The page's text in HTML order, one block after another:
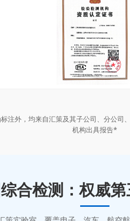
注外，均来自汇策及其子公司、分公
机构出具报告*
合检测：权威